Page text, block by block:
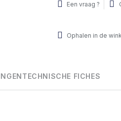
Een vraag ?
Ophalen in de
TECHNISCHE FICHES